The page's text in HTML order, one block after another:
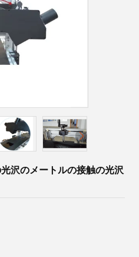
沢のメートルの接触の光沢